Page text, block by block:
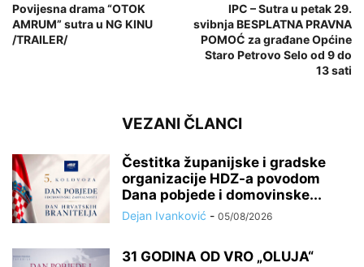
Povijesna drama “OTOK
AMRUM” sutra u NG KINU
/TRAILER/
IPC – Sutra u petak 29.
svibnja BESPLATNA PRAVNA
POMOĆ za građane Općine
Staro Petrovo Selo od 9 do
13 sati
VEZANI ČLANCI
Čestitka županijske i gradske
organizacije HDZ-a povodom
Dana pobjede i domovinske...
Dejan Ivanković - 05/08/2026
31 GODINA OD VRO „OLUJA“